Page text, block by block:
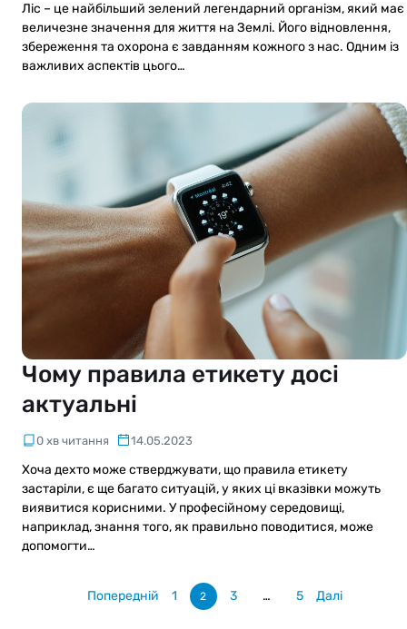
Ліс – це найбільший зелений легендарний організм, який має
величезне значення для життя на Землі. Його відновлення,
збереження та охорона є завданням кожного з нас. Одним із
важливих аспектів цього…
Чому правила етикету досі
актуальні
0 хв читання 14.05.2023
Хоча дехто може стверджувати, що правила етикету
застаріли, є ще багато ситуацій, у яких ці вказівки можуть
виявитися корисними. У професійному середовищі,
наприклад, знання того, як правильно поводитися, може
допомогти…
Попередній 1 2 3 … 5 Далі